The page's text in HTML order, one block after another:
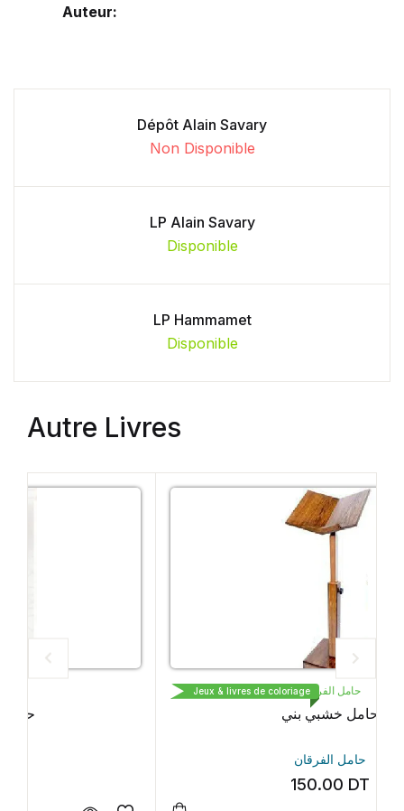
Auteur:
Dépôt Alain Savary
Non Disponible
LP Alain Savary
Disponible
LP Hammamet
Disponible
Autre Livres
حامل الفرقانJeux & livres de coloriage